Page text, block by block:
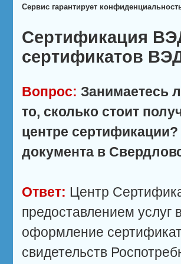
Сервис гарантирует
Сертификация
сертификатов
Вопрос: Занимаетесь
то, сколько стоит
центре сертификации?
документа в
Ответ: Центр
предоставлением
оформление
свидетельств